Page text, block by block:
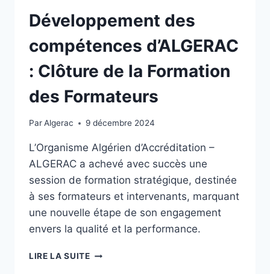
Développement des
compétences d’ALGERAC
: Clôture de la Formation
des Formateurs
ParAlgerac 9 décembre 2024
L’Organisme Algérien d’Accréditation –
ALGERAC a achevé avec succès une
session de formation stratégique, destinée
à ses formateurs et intervenants, marquant
une nouvelle étape de son engagement
envers la qualité et la performance.
LIRE LA SUITE